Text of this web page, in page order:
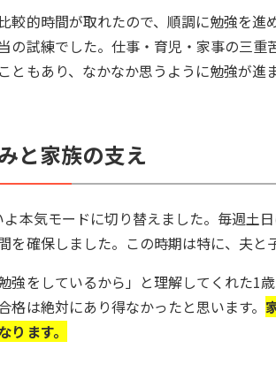
較的時間が取れたので、順調に勉強を
の試練でした。仕事・育児・家事の三
ともあり、なかなか思うように勉強が進
と家族の支え
本気モードに切り替えました。毎週土
を確保しました。この時期は特に、夫と
強をしているから」と理解してくれた1
格は絶対にあり得なかったと思います。
ります。